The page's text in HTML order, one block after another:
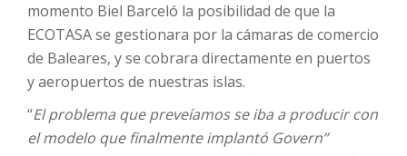
momento Biel Barceló la posibilidad de que la
ECOTASA se gestionara por la cámaras de comercio
de Baleares, y se cobrara directamente en puertos
y aeropuertos de nuestras islas.
“El problema que preveíamos se iba a producir con
el modelo que finalmente implantó Govern”